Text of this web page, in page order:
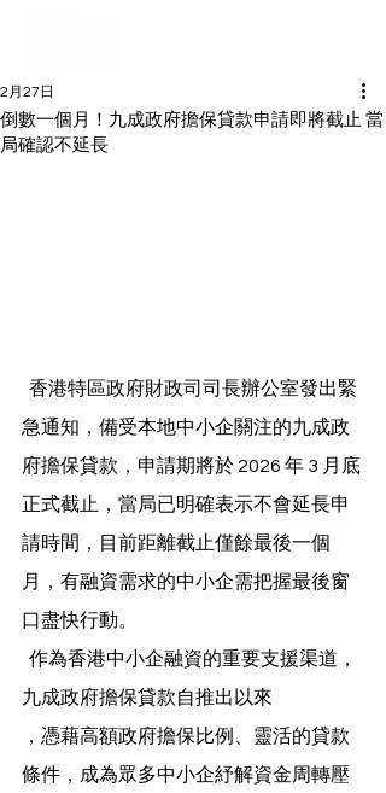
倒數一個月！九成政府擔保貸款申請即將截止 當
局確認不延長
2月27日
急通知，備受本地中小企關注的九成政
府擔保貸款，申請期將於 2026 年 3 月底
正式截止，當局已明確表示不會延長申
請時間，目前距離截止僅餘最後一個
月，有融資需求的中小企需把握最後窗
口盡快行動。
九成政府擔保貸款自推出以來
，憑藉高額政府擔保比例、靈活的貸款
條件，成為眾多中小企紓解資金周轉壓